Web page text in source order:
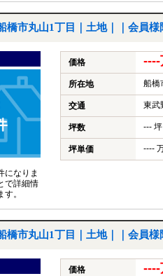
橋市丸山1丁目｜土地｜｜会員様
になりま
で詳細情
。
価格 ----
所在地 船橋
交通 東
坪数 --- 坪
坪単価 ----
橋市丸山1丁目｜土地｜｜会員様
価格 ----